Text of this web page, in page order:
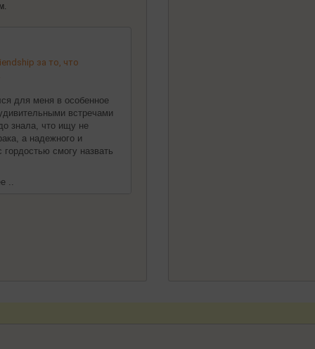
за то, что
для меня в особенное
встречами
знала, что ищу не
а надежного и
гордостью смогу назвать
..